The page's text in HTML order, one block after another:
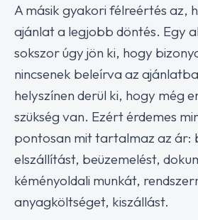
A másik gyakori félreértés az,
ajánlat a legjobb döntés. Egy
sokszor úgy jön ki, hogy
nincsenek beleírva az
helyszínen derül ki, hogy még
szükség van. Ezért érdemes
pontosan mit tartalmaz az ár:
elszállítást, beüzemelést,
kéményoldali munkát,
anyagköltséget, kiszállást.